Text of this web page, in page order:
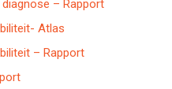
– Rapport
Atlas
– Rapport